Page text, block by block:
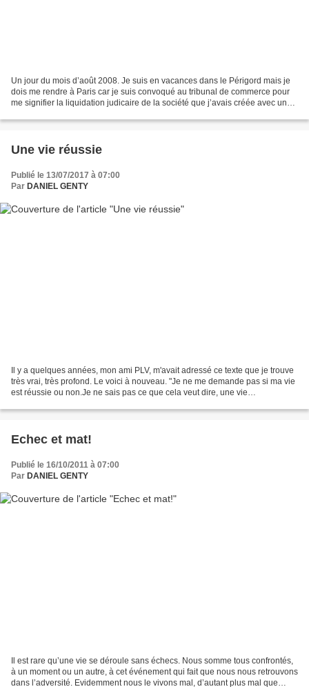
Un jour du mois d’août 2008. Je suis en vacances dans le Périgord mais je
dois me rendre à Paris car je suis convoqué au tribunal de commerce pour
me signifier la liquidation judicaire de la société que j’avais créée avec une
Une vie réussie
Publié le 13/07/2017 à 07:00
Par DANIEL GENTY
Il y a quelques années, mon ami PLV, m'avait adressé ce texte que je trouve
très vrai, très profond. Le voici à nouveau. "Je ne me demande pas si ma vie
est réussie ou non.Je ne sais pas ce que cela veut dire, une vie
Echec et mat!
Publié le 16/10/2011 à 07:00
Par DANIEL GENTY
Il est rare qu’une vie se déroule sans échecs. Nous somme tous confrontés,
à un moment ou un autre, à cet événement qui fait que nous nous retrouvons
dans l’adversité. Evidemment nous le vivons mal, d’autant plus mal que